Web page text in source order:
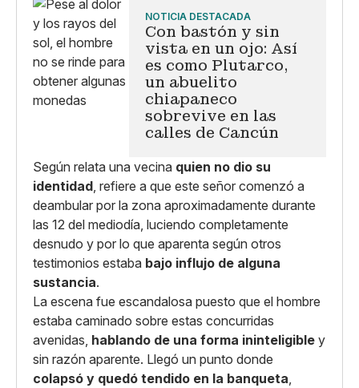
NOTICIA DESTACADA
Con bastón y sin
vista en un ojo: Así
es como Plutarco,
un abuelito
chiapaneco
sobrevive en las
calles de Cancún
Según relata una vecina quien no dio su
identidad, refiere a que este señor comenzó a
deambular por la zona aproximadamente durante
las 12 del mediodía, luciendo completamente
desnudo y por lo que aparenta según otros
testimonios estaba bajo influjo de alguna
sustancia.
La escena fue escandalosa puesto que el hombre
estaba caminado sobre estas concurridas
avenidas, hablando de una forma ininteligible y
sin razón aparente. Llegó un punto donde
colapsó y quedó tendido en la banqueta,